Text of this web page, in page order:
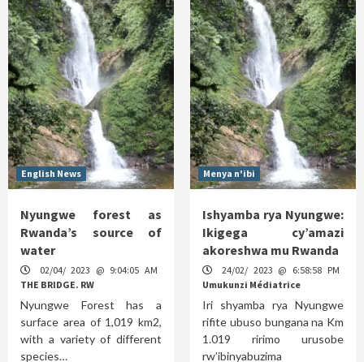
English News
Nyungwe forest as
Rwanda’s source of
water
02/04/ 2023 @ 9:04:05 AM
THE BRIDGE. RW
Nyungwe Forest has a
surface area of 1,019 km2,
with a variety of different
species…
Menya n'ibi
Ishyamba rya Nyungwe:
Ikigega cy’amazi
akoreshwa mu Rwanda
24/02/ 2023 @ 6:58:58 PM
Umukunzi Médiatrice
Iri shyamba rya Nyungwe
rifite ubuso bungana na Km
1.019 ririmo urusobe
rw’ibinyabuzima